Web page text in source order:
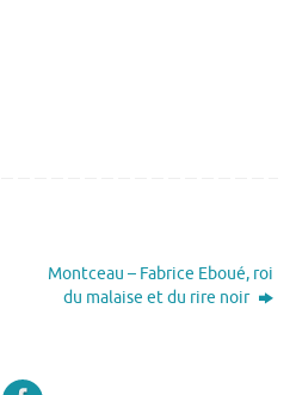
Montceau – Fabrice Eboué, roi
du malaise et du rire noir